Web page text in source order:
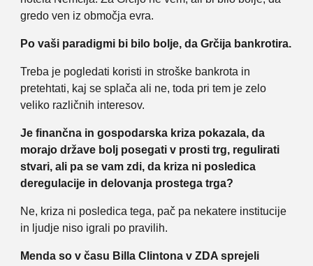
gredo ven iz območja evra.
Po vaši paradigmi bi bilo bolje, da Grčija bankrotira.
Treba je pogledati koristi in stroške bankrota in
pretehtati, kaj se splača ali ne, toda pri tem je zelo
veliko različnih interesov.
Je finančna in gospodarska kriza pokazala, da
morajo države bolj posegati v prosti trg, regulirati
stvari, ali pa se vam zdi, da kriza ni posledica
deregulacije in delovanja prostega trga?
Ne, kriza ni posledica tega, pač pa nekatere institucije
in ljudje niso igrali po pravilih.
Menda so v času Billa Clintona v ZDA sprejeli